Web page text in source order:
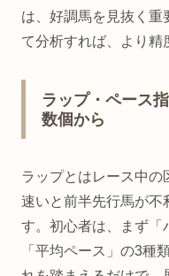
は、好調馬を見抜く重
て分析すれば、より精
ラップ・ペース
数個から
ラップとはレース中の
速いと前半先行馬が不
す。初心者は、まず「
「平均ペース」の3種